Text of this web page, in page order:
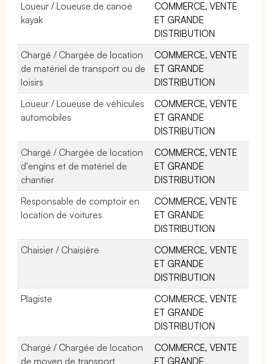
Loueur / Loueuse de canoë
kayak
COMMERCE, VENTE
ET GRANDE
DISTRIBUTION
Chargé / Chargée de location
de matériel de transport ou de
loisirs
COMMERCE, VENTE
ET GRANDE
DISTRIBUTION
Loueur / Loueuse de véhicules
automobiles
COMMERCE, VENTE
ET GRANDE
DISTRIBUTION
Chargé / Chargée de location
d'engins et de matériel de
chantier
COMMERCE, VENTE
ET GRANDE
DISTRIBUTION
Responsable de comptoir en
location de voitures
COMMERCE, VENTE
ET GRANDE
DISTRIBUTION
Chaisier / Chaisière
COMMERCE, VENTE
ET GRANDE
DISTRIBUTION
Plagiste
COMMERCE, VENTE
ET GRANDE
DISTRIBUTION
Chargé / Chargée de location
de moyen de transport
COMMERCE, VENTE
ET GRANDE